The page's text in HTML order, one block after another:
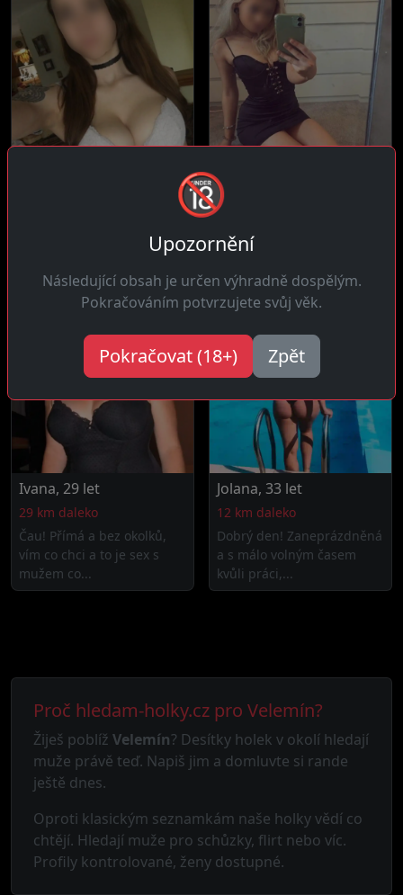
tabu, miluju nové známosti
Judita, 28 let
23 km daleko
vidím život z dobré strany
Ivana, 29 let
29 km daleko
Čau! Přímá a bez okolků,
vím co chci a to je sex s
mužem co...
Jolana, 33 let
12 km daleko
Dobrý den! Zaneprázdněná
a s málo volným časem
kvůli práci,...
Proč hledam-holky.cz pro Velemín?
Žiješ poblíž Velemín? Desítky holek v okolí hledají
muže právě teď. Napiš jim a domluvte si rande
ještě dnes.
Oproti klasickým seznamkám naše holky vědí co
chtějí. Hledají muže pro schůzky, flirt nebo víc.
Profily kontrolované, ženy dostupné.
🔞
Upozornění
Následující obsah je určen výhradně dospělým.
Pokračováním potvrzujete svůj věk.
Pokračovat (18+) Zpět